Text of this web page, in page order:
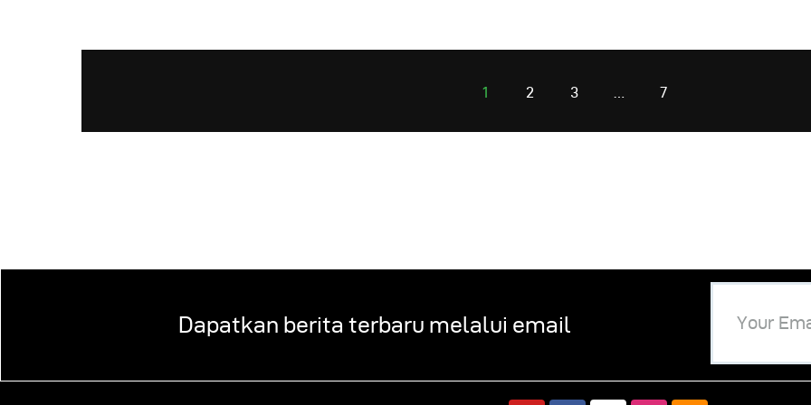
1 2 3 7
Dapatkan berita terbaru melalui email